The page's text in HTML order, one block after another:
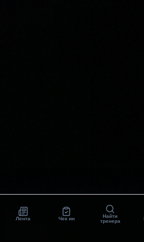
Лента Чек ин
Найти
тренера